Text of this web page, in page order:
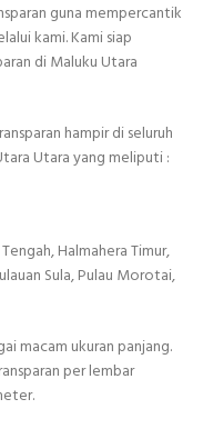
guna mempercantik
kami. Kami siap
di Maluku Utara
hampir di seluruh
Utara yang meliputi :
Halmahera Timur,
Sula, Pulau Morotai,
macam ukuran panjang.
per lembar